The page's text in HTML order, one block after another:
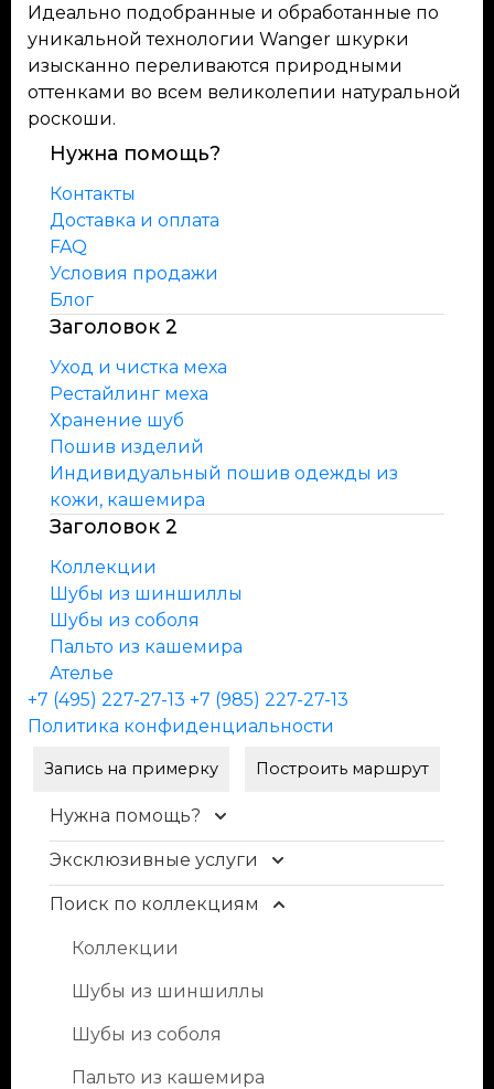
Идеально подобранные и обработанные по
уникальной технологии Wanger шкурки
изысканно переливаются природными
оттенками во всем великолепии натуральной
роскоши.
Нужна помощь?
Контакты
Доставка и оплата
FAQ
Условия продажи
Блог
Заголовок 2
Уход и чистка меха
Рестайлинг меха
Хранение шуб
Пошив изделий
Индивидуальный пошив одежды из
кожи, кашемира
Заголовок 2
Коллекции
Шубы из шиншиллы
Шубы из соболя
Пальто из кашемира
Ателье
+7 (495) 227-27-13 +7 (985) 227-27-13
Политика конфиденциальности
Запись на примерку Построить маршрут
Нужна помощь?
Контакты
Доставка и оплата
FAQ
Условия продажи
Блог
Эксклюзивные услуги
Уход и чистка меха
Рестайлинг меха
Хранение шуб
Пошив изделий
Индивидуальный пошив одежды из
Поиск по коллекциям
Коллекции
Шубы из шиншиллы
Шубы из соболя
Пальто из кашемира